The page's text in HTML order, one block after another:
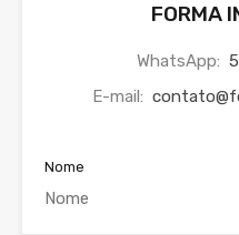
FORMA
WhatsApp:
E-mail:
Nome